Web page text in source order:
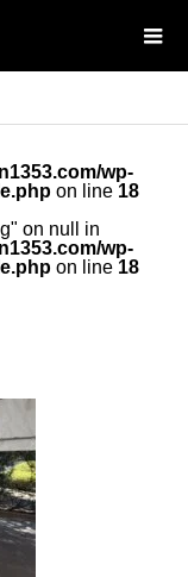
wp-
on line 18
on null in
wp-
on line 18